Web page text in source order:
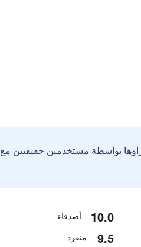
بواسطة مستخدمين حقيقيين مع
10.0 أصدقاء
9.5 منفرد